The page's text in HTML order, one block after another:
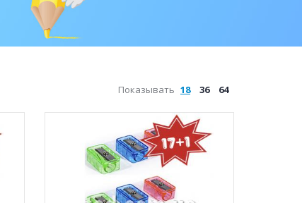
Показывать 18 36 64